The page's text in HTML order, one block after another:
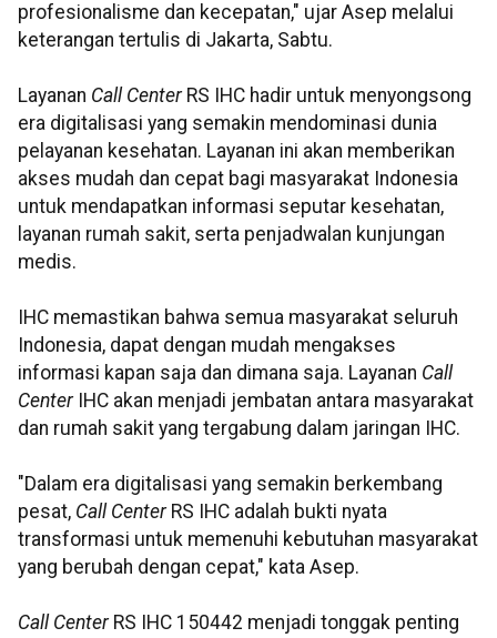
profesionalisme dan kecepatan," ujar Asep melalui
keterangan tertulis di Jakarta, Sabtu.
Layanan Call CenterRS IHC hadir untuk menyongsong
era digitalisasi yang semakin mendominasi dunia
pelayanan kesehatan. Layanan ini akan memberikan
akses mudah dan cepat bagi masyarakat Indonesia
untuk mendapatkan informasi seputar kesehatan,
layanan rumah sakit, serta penjadwalan kunjungan
medis.
IHC memastikan bahwa semua masyarakat seluruh
Indonesia, dapat dengan mudah mengakses
informasi kapan saja dan dimana saja. Layanan Call
CenterIHC akan menjadi jembatan antara masyarakat
dan rumah sakit yang tergabung dalam jaringan IHC.
"Dalam era digitalisasi yang semakin berkembang
pesat, Call CenterRS IHC adalah bukti nyata
transformasi untuk memenuhi kebutuhan masyarakat
yang berubah dengan cepat," kata Asep.
Call CenterRS IHC 150442 menjadi tonggak penting